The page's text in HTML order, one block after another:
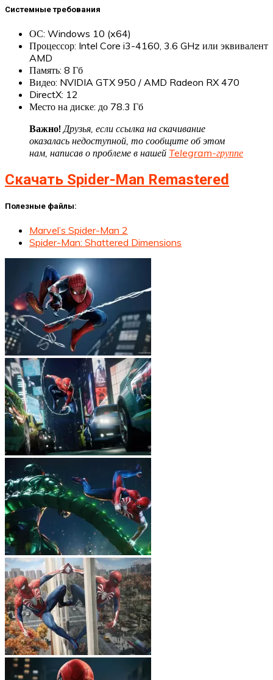
Системные требования
ОС: Windows 10 (x64)
Процессор: Intel Core i3-4160, 3.6 GHz или эквивалент
AMD
Память: 8 Гб
Видео: NVIDIA GTX 950 / AMD Radeon RX 470
DirectX: 12
Место на диске: до 78.3 Гб
Важно!Друзья, если ссылка на скачивание
оказалась недоступной, то сообщите об этом
нам, написав о проблеме в нашей Telegram-группе
Скачать Spider-Man Remastered
Полезные файлы:
Marvel’s Spider-Man 2
Spider-Man: Shattered Dimensions